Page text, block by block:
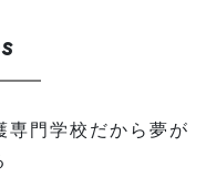
専門学校だから夢が